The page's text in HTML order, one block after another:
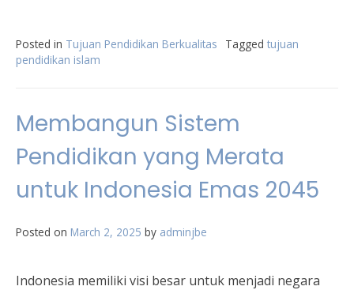
Posted in Tujuan Pendidikan Berkualitas Tagged tujuan
pendidikan islam
Membangun Sistem
Pendidikan yang Merata
untuk Indonesia Emas 2045
Posted on March 2, 2025 by adminjbe
Indonesia memiliki visi besar untuk menjadi negara